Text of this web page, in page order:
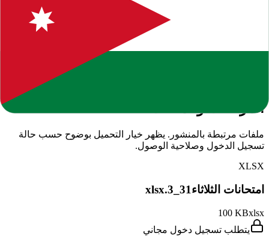
تعليقاتكم وآرائكم لمساعدتنا في تحسين المحتوى المقدم.
إخلاء مسؤولية: المعلومات الواردة في هذا المقال هي لأغراض
إعلامية فقط. نوصي دائماً بالتحقق من المصادر الرسمية والموثوقة.
إذا كان لديك أي استفسار أو ملاحظة، لا تتردد في التواصل معنا.
المرفقات والملفات
ملفات مرتبطة بالمنشور. يظهر خيار التحميل بوضوح حسب حالة
تسجيل الدخول وصلاحية الوصول.
XLSX
امتحانات الثلاثاء31_3.xlsx
xlsx
100 KB
يتطلب تسجيل دخول مجاني